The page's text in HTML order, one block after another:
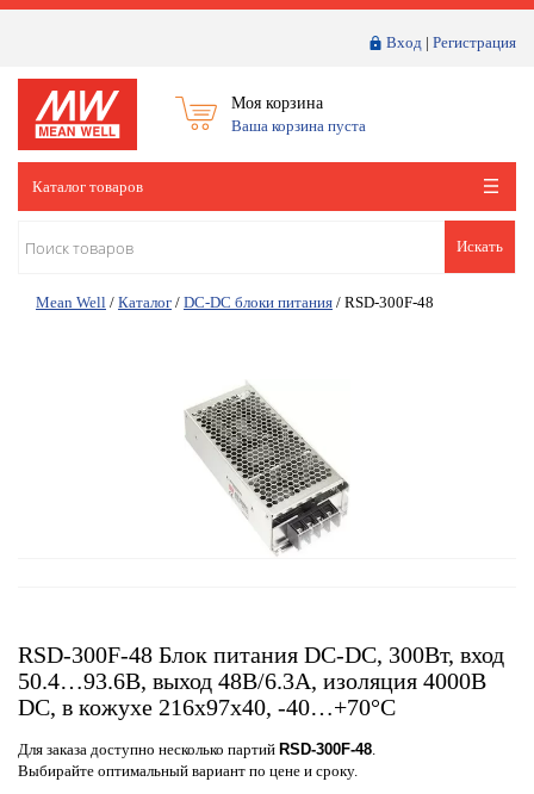
Вход | Регистрация
Моя корзина
Ваша корзина пуста
Каталог товаров
Искать
Mean Well / Каталог / DC-DC блоки питания / RSD-300F-48
RSD-300F-48 Блок питания DC-DC, 300Вт, вход
50.4…93.6В, выход 48В/6.3А, изоляция 4000В
DC, в кожухе 216х97х40, -40…+70°С
Для заказа доступно несколько партий RSD-300F-48
Выбирайте оптимальный вариант по цене и сроку.